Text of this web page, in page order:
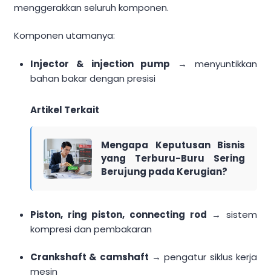
menggerakkan seluruh komponen.
Komponen utamanya:
Injector & injection pump → menyuntikkan
bahan bakar dengan presisi
Artikel Terkait
Mengapa Keputusan Bisnis
yang Terburu-Buru Sering
Berujung pada Kerugian?
Piston, ring piston, connecting rod → sistem
kompresi dan pembakaran
Crankshaft & camshaft → pengatur siklus kerja
mesin